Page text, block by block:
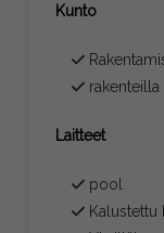
Kunto
rakenteilla
Laitteet
pool
Kalustettu